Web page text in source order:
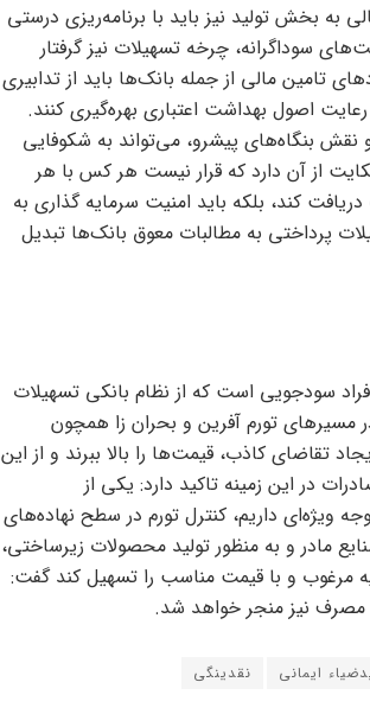
به بخش تولید نیز باید با برنامه‌ریزی درستی
سوداگرانه، چرخه تسهیلات نیز گرفتار
تامین مالی از جمله بانک‌ها باید از تدابیری
اصول بهداشت اعتباری بهره‌گیری کنند.
و نقش بنگاه‌های پیشرو، می‌تواند به شکوفایی
از آن دارد که قرار نیست هر کس با هر
کند، بلکه باید امنیت سرمایه گذاری به
پرداختی به مطالبات معوق بانک‌ها تبدیل
سودجویی است که از نظام بانکی تسهیلات
در مسیر‌های تورم آفرین و بحران زا همچون
تقاضای کاذب، قیمت‌ها را بالا ببرند و از این
در این زمینه تاکید دارد: یکی از
ویژه‌ای داریم، کنترل تورم در سطح نهاده‌های
مادر و به منظور تولید محصولات زیرساختی،
مرغوب و با قیمت مناسب را تسهیل کند گفت:
مصرف نیز منجر خواهد شد.
ایمانی نقدینگی